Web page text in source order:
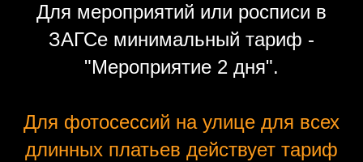
Для мероприятий или росписи в
ЗАГСе минимальный тариф -
"Мероприятие 2 дня".
Для фотосессий на улице для всех
длинных платьев действует тариф